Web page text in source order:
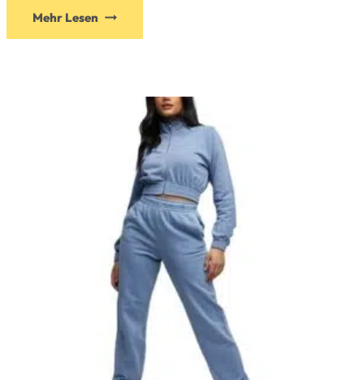
Mehr Lesen
auf.
Die
Optionen
können
auf
der
Produktseite
gewählt
werden